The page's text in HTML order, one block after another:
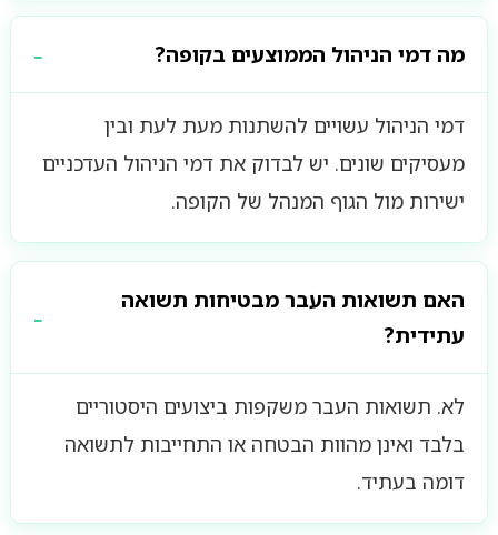
מה דמי הניהול הממוצעים בקופה?
דמי הניהול עשויים להשתנות מעת לעת ובין
מעסיקים שונים. יש לבדוק את דמי הניהול העדכניים
ישירות מול הגוף המנהל של הקופה.
האם תשואות העבר מבטיחות תשואה
עתידית?
לא. תשואות העבר משקפות ביצועים היסטוריים
בלבד ואינן מהוות הבטחה או התחייבות לתשואה
דומה בעתיד.